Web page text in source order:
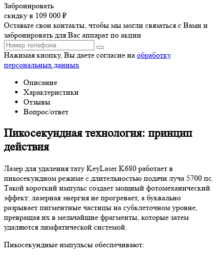
Забронировать
скидку в 109 000 ₽
Оставьте свои контакты, чтобы мы могли связаться с Вами и
забронировать для Вас аппарат по акции
Нажимая кнопку, Вы даете согласие на обработку
персональных данных
Описание
Характеристики
Отзывы
Вопрос/ответ
Пикосекундная технология: принцип
действия
Лазер для удаления тату KeyLaser K680 работает в
пикосекундном режиме с длительностью подачи луча 5700 пс.
Такой короткий импульс создает мощный фотомеханический
эффект: лазерная энергия не прогревает, а буквально
разрывает пигментные частицы на субклеточном уровне,
превращая их в мельчайшие фрагменты, которые затем
удаляются лимфатической системой.
Пикосекундные импульсы обеспечивают: